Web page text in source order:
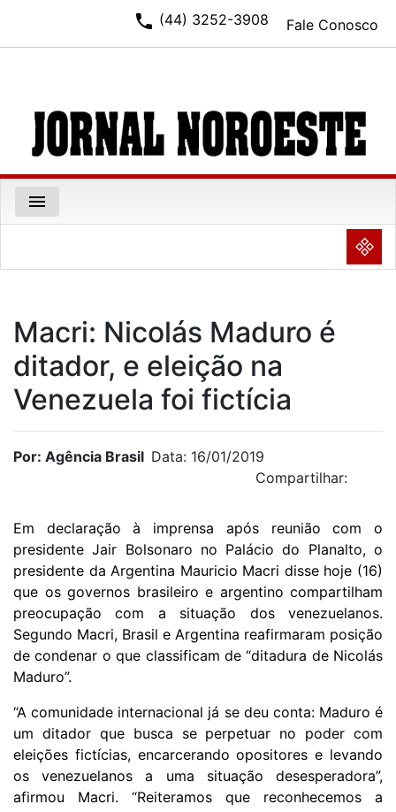
Fale Conosco
phone (44) 3252-3908
menu
NULL
Macri: Nicolás Maduro é
ditador, e eleição na
Venezuela foi fictícia
Por: Agência Brasil Data: 16/01/2019
Compartilhar:
Em declaração à imprensa após reunião com o
presidente Jair Bolsonaro no Palácio do Planalto, o
presidente da Argentina Mauricio Macri disse hoje (16)
que os governos brasileiro e argentino compartilham
preocupação com a situação dos venezuelanos.
Segundo Macri, Brasil e Argentina reafirmaram posição
de condenar o que classificam de “ditadura de Nicolás
Maduro”.
“A comunidade internacional já se deu conta: Maduro é
um ditador que busca se perpetuar no poder com
eleições fictícias, encarcerando opositores e levando
os venezuelanos a uma situação desesperadora”,
afirmou Macri. “Reiteramos que reconhecemos a